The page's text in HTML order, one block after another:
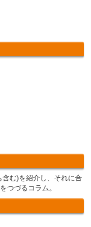
む)を紹介し、それに合
つづるコラム。